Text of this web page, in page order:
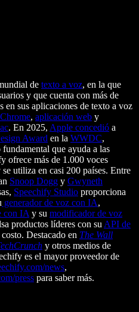
de texto a voz, en la que
y que cuenta con más de
en sus aplicaciones de texto a voz
, aplicación web y
. En 2025, Apple concedió a
Award en la WWDC,
que ayuda a las
ofrece más de 1.000 voces
utiliza en casi 200 países. Entre
Snoop Dogg y Gwyneth
Speechify Studio proporciona
generador de voz con IA,
con IA y su modificador de voz
productos líderes con su API de
Destacado en The Wall
y otros medios de
es el mayor proveedor de
news,
press para saber más.